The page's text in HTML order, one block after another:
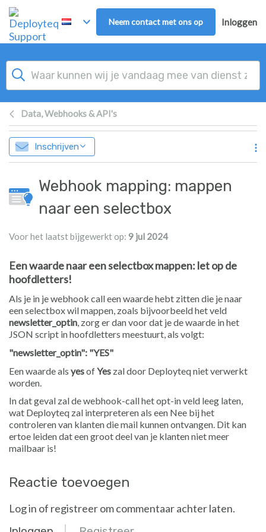
Overslaan naar hoofdinhoud
Neem contact met ons op Inloggen
Data, Webhooks & API's
Inschrijven
Webhook mapping: mappen
naar een selectbox
Voor het laatst bijgewerkt op: 9 jul 2024
Een waarde naar een selectbox mappen: let op de
hoofdletters!
Als je in je webhook call een waarde hebt zitten die je naar
een selectbox wil mappen, zoals bijvoorbeeld het veld
newsletter_optin, zorg er dan voor dat je de waarde in het
JSON script in hoofdletters meestuurt, als volgt:
"newsletter_optin": "YES"
Een waarde als yesofYes zal door Deployteq niet verwerkt
worden.
In dat geval zal de webhook-call het opt-in veld leeg laten,
wat Deployteq zal interpreteren als een Nee bij het
controleren van klanten die mail kunnen ontvangen. Dit kan
ertoe leiden dat een groot deel van je klanten niet meer
mailbaar is!
Reactie toevoegen
Log in of registreer om commentaar achter laten.